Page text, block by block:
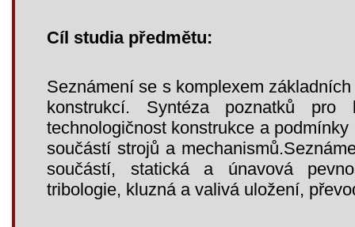
Cíl studia předmětu:
Seznámení se s komplexem
konstrukcí. Syntéza poznatků pro
technologičnost konstrukce a
součástí strojů a
součástí, statická a únavová
tribologie, kluzná a valivá uložení,